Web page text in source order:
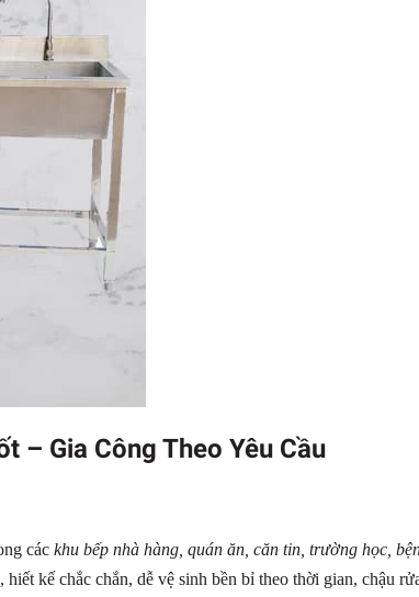
– Gia Công Theo Yêu Cầu
các khu bếp nhà hàng, quán ăn, căn tin, trường học,
hiết kế chắc chắn, dễ vệ sinh bền bỉ theo thời gian, chậu